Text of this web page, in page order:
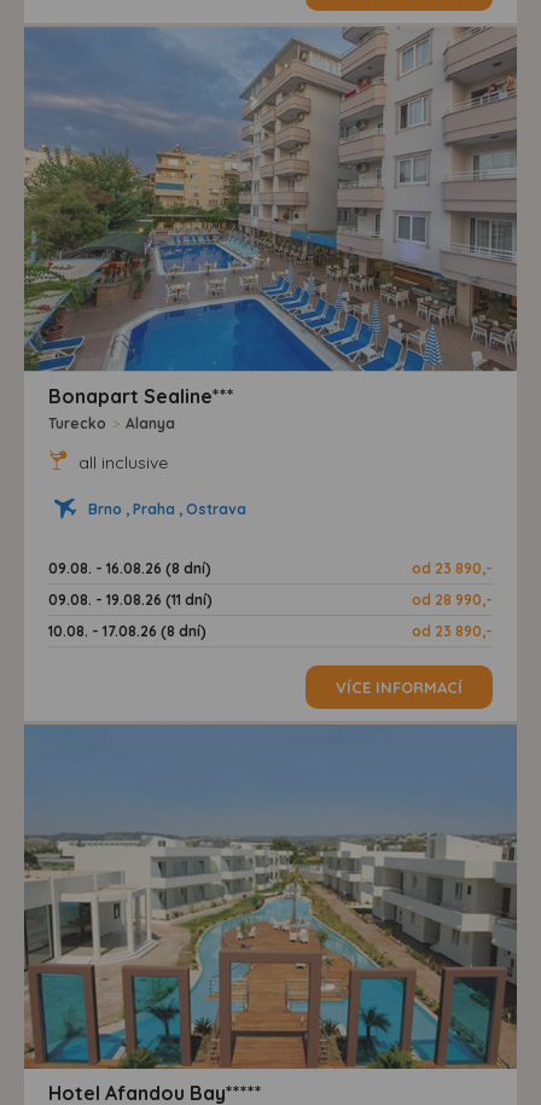
Bonapart Sealine***
Turecko > Alanya
all inclusive
Brno , Praha , Ostrava
09.08. - 16.08.26 (8 dní)
od 23 890,-
09.08. - 19.08.26 (11 dní)
od 28 990,-
10.08. - 17.08.26 (8 dní)
od 23 890,-
VÍCE INFORMACÍ
Hotel Afandou Bay*****